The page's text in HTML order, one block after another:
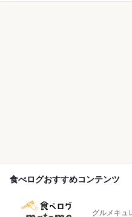
食べログおすすめコンテンツ
グルメキュ